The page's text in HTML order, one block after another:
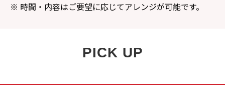
※ 時間・内容はご要望に応じてアレンジが可能です。
PICK UP